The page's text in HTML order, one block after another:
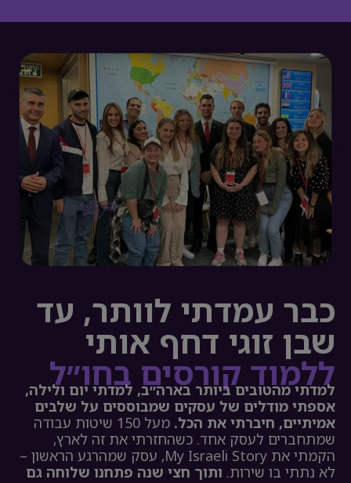
כבר עמדתי לוותר, עד
שבן זוגי דחף אותי
ללמוד קורסים בחו״ל
למדתי מהטובים ביותר בארה״ב, למדתי יום ולילה,
אספתי מודלים של עסקים שמבוססים על שלבים
אמיתיים, חיברתי את הכל.
מעל 150 שיטות עבודה
שמתחברים לעסק אחד. כשהחזרתי את זה לארץ,
הקמתי את My Israeli Story, עסק שמהרגע הראשון –
לא נתתי בו שירות. ותוך חצי שנה פתחנו שלוחה גם